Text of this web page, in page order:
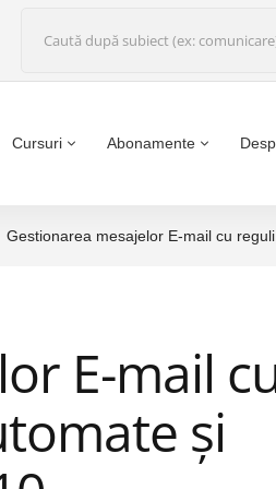
Cursuri Abonamente
Gestionarea mesajelor E-mail cu
E-mail
și